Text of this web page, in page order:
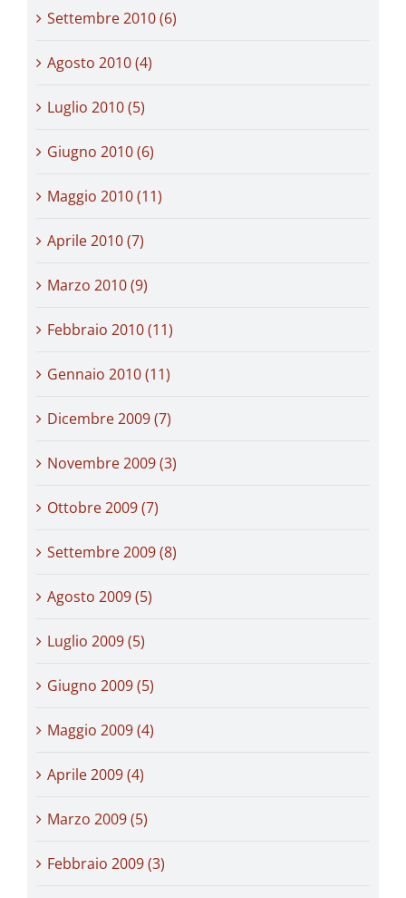
Settembre 2010 (6)
Agosto 2010 (4)
Luglio 2010 (5)
Giugno 2010 (6)
Maggio 2010 (11)
Aprile 2010 (7)
Marzo 2010 (9)
Febbraio 2010 (11)
Gennaio 2010 (11)
Dicembre 2009 (7)
Novembre 2009 (3)
Ottobre 2009 (7)
Settembre 2009 (8)
Agosto 2009 (5)
Luglio 2009 (5)
Giugno 2009 (5)
Maggio 2009 (4)
Aprile 2009 (4)
Marzo 2009 (5)
Febbraio 2009 (3)